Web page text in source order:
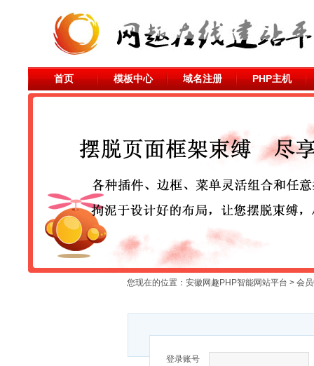
首页 模板中心 域名注册 PHP主机
您现在的位置： 安徽网趣PHP智能网站平台 > 会
登录账号